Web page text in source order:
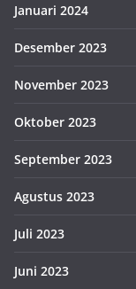
Januari 2024
Desember 2023
November 2023
Oktober 2023
September 2023
Agustus 2023
Juli 2023
Juni 2023